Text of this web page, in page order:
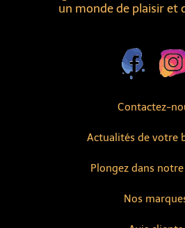
Contactez-
Actualités de votre
Nos
un monde de plaisir et
Plongez dans